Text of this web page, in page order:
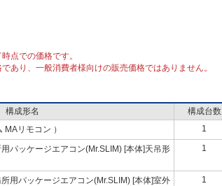
点での価格です。
あり、一般消費者様向けの販売価格ではありません。
構成形名
構成台数
MAリモコン ） 1
用パッケージエアコン(Mr.SLIM) [本体]天吊形
1
所用パッケージエアコン(Mr.SLIM) [本体]室外
1